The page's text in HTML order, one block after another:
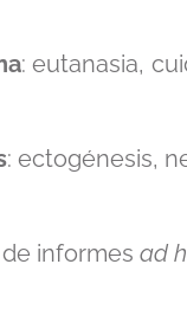
: eutanasia,
: ectogénesis,
informes ad